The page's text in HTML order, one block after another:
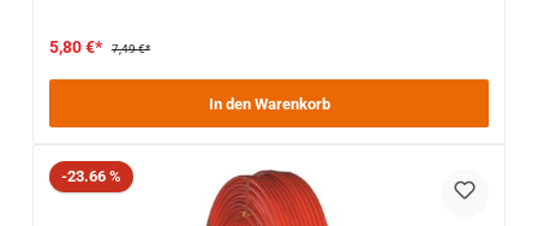
5,80 €* 7,49 €*
In den Warenkorb
Rabatt
-23.66 %